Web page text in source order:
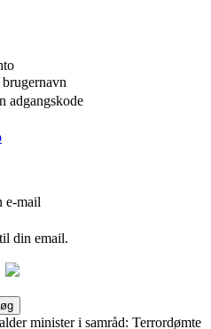
adgangskode
e-mail
din email.
minister i samråd: Terrordømte